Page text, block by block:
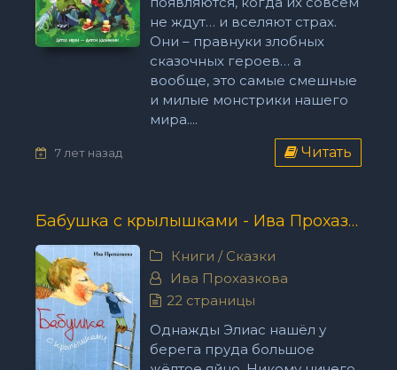
не ждут… и вселяют страх.
Они – правнуки злобных
сказочных героев… а
вообще, это самые смешные
и милые монстрики нашего
мира....
7 лет назад Читать
Бабушка с крылышками - Ива Прохазкова
Книги / Сказки
Ива Прохазкова
22 страницы
Однажды Элиас нашёл у
берега пруда большое